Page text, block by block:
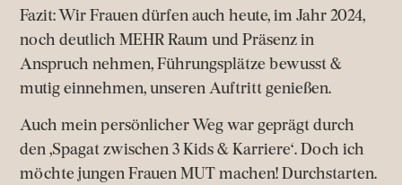
Fazit: Wir Frauen dürfen auch heute, im Jahr 2024,
noch deutlich MEHR Raum und Präsenz in
Anspruch nehmen, Führungsplätze bewusst &
mutig einnehmen, unseren Auftritt genießen.
Auch mein persönlicher Weg war geprägt durch
den ‚Spagat zwischen 3 Kids & Karriere‘. Doch ich
möchte jungen Frauen MUT machen! Durchstarten.